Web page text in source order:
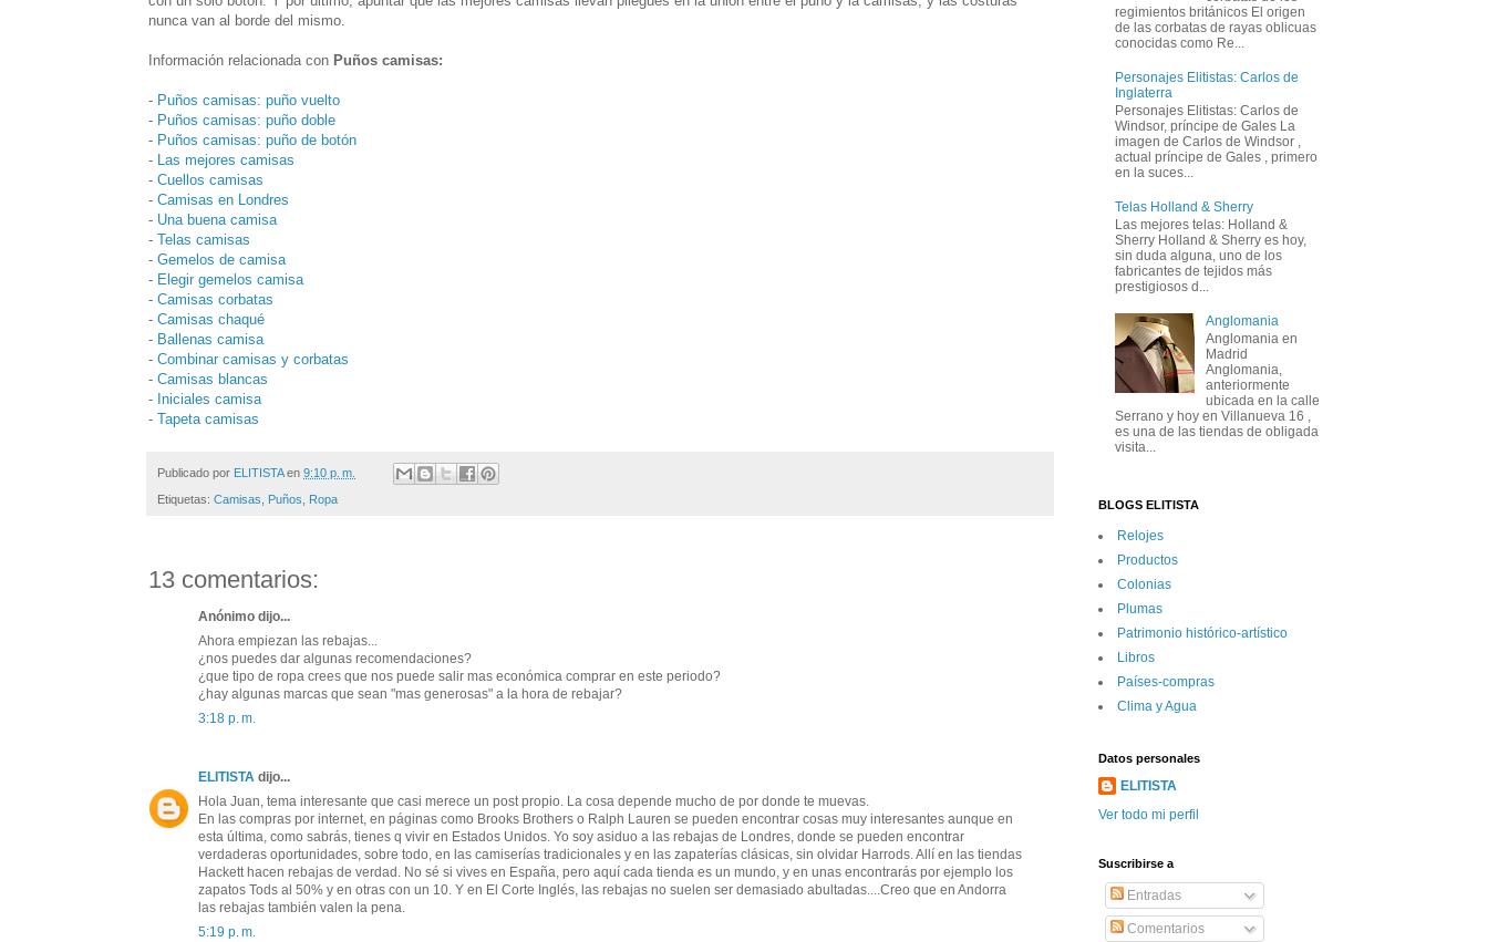
nunca van al borde del mismo.
Información relacionada con Puños camisas:
- Puños camisas: puño vuelto
- Puños camisas: puño doble
- Puños camisas: puño de botón
- Las mejores camisas
- Cuellos camisas
- Camisas en Londres
- Una buena camisa
- Telas camisas
- Gemelos de camisa
- Elegir gemelos camisa
- Camisas corbatas
- Camisas chaqué
- Ballenas camisa
- Combinar camisas y corbatas
- Camisas blancas
- Iniciales camisa
- Tapeta camisas
Publicado por ELITISTA en 9:10 p. m.
Etiquetas: Camisas Puños Ropa
13 comentarios:
Anónimo dijo...
Ahora empiezan las rebajas...
¿nos puedes dar algunas recomendaciones?
¿que tipo de ropa crees que nos puede salir mas económica comprar en este periodo?
¿hay algunas marcas que sean "mas generosas" a la hora de rebajar?
3:18 p. m.
ELITISTA dijo...
Hola Juan, tema interesante que casi merece un post propio. La cosa depende mucho de por donde te muevas.
En las compras por internet, en páginas como Brooks Brothers o Ralph Lauren se pueden encontrar cosas muy interesantes aunque en
esta última, como sabrás, tienes q vivir en Estados Unidos. Yo soy asiduo a las rebajas de Londres, donde se pueden encontrar
verdaderas oportunidades, sobre todo, en las camiserías tradicionales y en las zapaterías clásicas, sin olvidar Harrods. Allí en las tiendas
Hackett hacen rebajas de verdad. No sé si vives en España, pero aquí cada tienda es un mundo, y en unas encontrarás por ejemplo los
zapatos Tods al 50% y en otras con un 10. Y en El Corte Inglés, las rebajas no suelen ser demasiado abultadas....Creo que en Andorra
las rebajas también valen la pena.
5:19 p. m.
regimientos británicos El origen
de las corbatas de rayas oblicuas
conocidas como Re...
Personajes Elitistas: Carlos de
Inglaterra
Personajes Elitistas: Carlos de
Windsor, príncipe de Gales La
imagen de Carlos de Windsor ,
actual príncipe de Gales , primero
en la suces...
Telas Holland & Sherry
Las mejores telas: Holland &
Sherry Holland & Sherry es hoy,
sin duda alguna, uno de los
fabricantes de tejidos más
prestigiosos d...
Anglomania
Anglomania en
Madrid
Anglomania,
anteriormente
ubicada en la calle
Serrano y hoy en Villanueva 16 ,
es una de las tiendas de obligada
visita...
BLOGS ELITISTA
Relojes
Productos
Colonias
Plumas
Patrimonio histórico-artí­stico
Libros
Paí­ses-compras
Clima y Agua
Datos personales
ELITISTA
Ver todo mi perfil
Suscribirse a
Entradas
Comentarios